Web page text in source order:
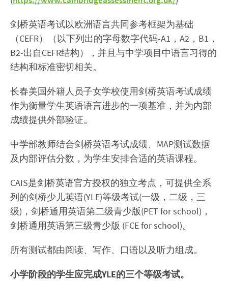
剑桥英语考试以欧洲语言共同参考框架为基础
（CEFR）（以下列出的字母数字代码-A1，A2，B1，
B2-出自CEFR结构），并且与中学项目中语言习得的
结构和标准密切相关。
长春美国外籍人员子女学校使用剑桥英语考试成绩
作为衡量学生英语语言进步的一项基准，并为内部
成绩提供外部验证。
中学部教师结合剑桥英语考试成绩、MAP测试数据
及内部评估分数，为学生安排合适的英语课程。
CAIS是剑桥英语官方授权的独立考点，可提供全系
列的剑桥少儿英语(YLE)等级考试(一级，二级，三
级)，剑桥通用英语第二级青少版(PET for school)，
剑桥通用英语第三级青少版 (FCE for school)。
所有测试都由阅读、写作、口语以及听力组成。
小学阶段的学生应完成YLE的三个等级考试。